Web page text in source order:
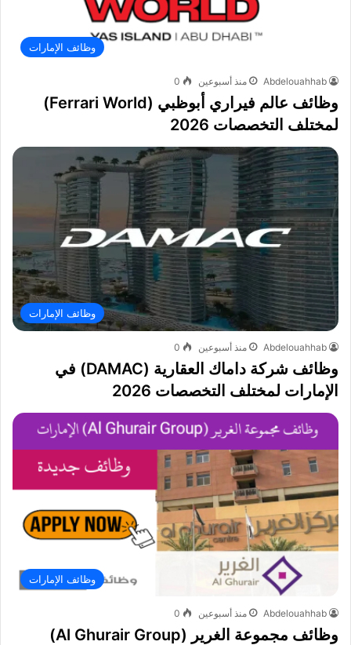
وظائف الإمارات
Abdelouahhab منذ أسبوعين 0
وظائف عالم فيراري أبوظبي (Ferrari World)
لمختلف التخصصات 2026
وظائف الإمارات
Abdelouahhab منذ أسبوعين 0
وظائف شركة داماك العقارية (DAMAC) في
الإمارات لمختلف التخصصات 2026
وظائف الإمارات
Abdelouahhab منذ أسبوعين 0
وظائف مجموعة الغرير (Al Ghurair Group)